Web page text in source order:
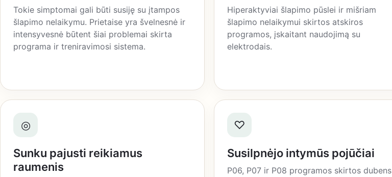
Tokie simptomai gali būti susiję su įtampos
šlapimo nelaikymu. Prietaise yra švelnesnė ir
intensyvesnė būtent šiai problemai skirta
programa ir treniravimosi sistema.
Hiperaktyviai šlapimo pūslei ir mišriam
šlapimo nelaikymui skirtos atskiros
programos, įskaitant naudojimą su
elektrodais.
◎
Sunku pajusti reikiamus
raumenis
♡
Susilpnėjo intymūs pojūčiai
P06, P07 ir P08 programos skirtos dubens